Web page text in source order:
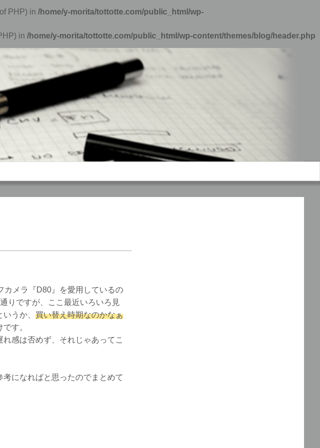
PHP) in /home/y-morita/tottotte.com/public_html/wp-
in /home/y-morita/tottotte.com/public_html/wp-content/themes/blog/header.php
カメラ『D80』を愛用しているの
りですが、ここ最近いろいろ見
うか、 買い替え時期なのかなぁ
す。
感は否めず、それじゃあってこ
になればと思ったのでまとめて